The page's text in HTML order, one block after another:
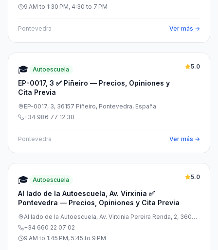
9 AM to 1:30 PM, 4:30 to 7 PM
Pontevedra Ver más →
🎓 Autoescuela
EP-0017, 3 ✅ Piñeiro — Precios, Opiniones y
Cita Previa
5.0
EP-0017, 3, 36157 Piñeiro, Pontevedra, España
+34 986 77 12 30
Pontevedra Ver más →
🎓 Autoescuela
Al lado de la Autoescuela, Av. Virxinia ✅
Pontevedra — Precios, Opiniones y Cita Previa
5.0
Al lado de la Autoescuela, Av. Virxinia Pereira Renda, 2, 36004
Pontevedra, España
+34 660 22 07 02
9 AM to 1:45 PM, 5:45 to 9 PM